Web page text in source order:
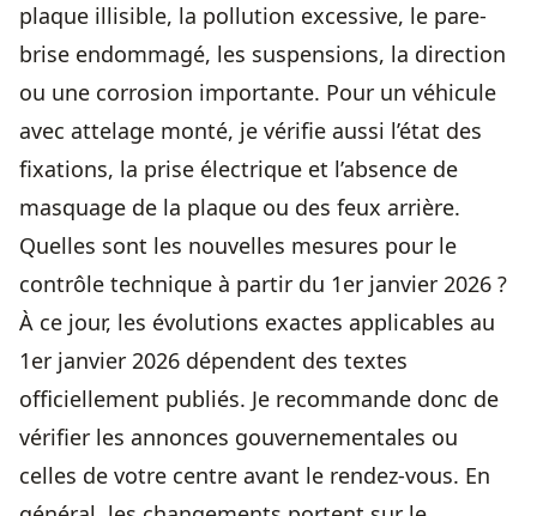
plaque illisible, la pollution excessive, le pare-
brise endommagé, les suspensions, la direction
ou une corrosion importante. Pour un véhicule
avec attelage monté, je vérifie aussi l’état des
fixations, la prise électrique et l’absence de
masquage de la plaque ou des feux arrière.
Quelles sont les nouvelles mesures pour le
contrôle technique à partir du 1er janvier 2026 ?
À ce jour, les évolutions exactes applicables au
1er janvier 2026 dépendent des textes
officiellement publiés. Je recommande donc de
vérifier les annonces gouvernementales ou
celles de votre centre avant le rendez-vous. En